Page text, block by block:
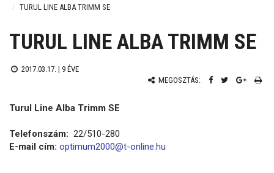
TURUL LINE ALBA TRIMM SE
TURUL LINE ALBA TRIMM SE
2017.03.17. | 9 ÉVE
MEGOSZTÁS:
Turul Line Alba Trimm SE
Telefonszám: 22/510-280
E-mail cím: optimum2000@t-online.hu